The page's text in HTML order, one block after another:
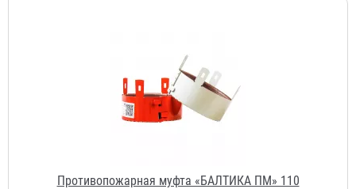
Противопожарная муфта «БАЛТИКА ПМ» 110